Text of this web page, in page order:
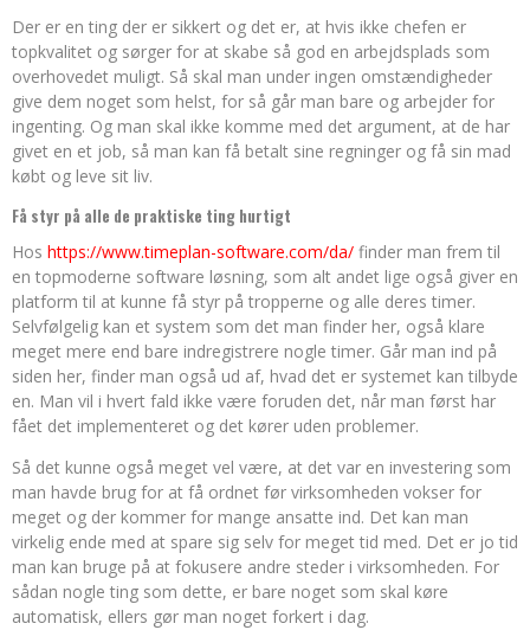
Der er en ting der er sikkert og det er, at hvis ikke chefen er
topkvalitet og sørger for at skabe så god en arbejdsplads som
overhovedet muligt. Så skal man under ingen omstændigheder
give dem noget som helst, for så går man bare og arbejder for
ingenting. Og man skal ikke komme med det argument, at de har
givet en et job, så man kan få betalt sine regninger og få sin mad
købt og leve sit liv.
Få styr på alle de praktiske ting hurtigt
Hos https://www.timeplan-software.com/da/ finder man frem til
en topmoderne software løsning, som alt andet lige også giver en
platform til at kunne få styr på tropperne og alle deres timer.
Selvfølgelig kan et system som det man finder her, også klare
meget mere end bare indregistrere nogle timer. Går man ind på
siden her, finder man også ud af, hvad det er systemet kan tilbyde
en. Man vil i hvert fald ikke være foruden det, når man først har
fået det implementeret og det kører uden problemer.
Så det kunne også meget vel være, at det var en investering som
man havde brug for at få ordnet før virksomheden vokser for
meget og der kommer for mange ansatte ind. Det kan man
virkelig ende med at spare sig selv for meget tid med. Det er jo tid
man kan bruge på at fokusere andre steder i virksomheden. For
sådan nogle ting som dette, er bare noget som skal køre
automatisk, ellers gør man noget forkert i dag.